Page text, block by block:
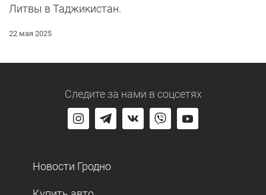
Литвы в Таджикистан.
22 мая 2025
Следите за нами в соцсетях
Новости Гродно